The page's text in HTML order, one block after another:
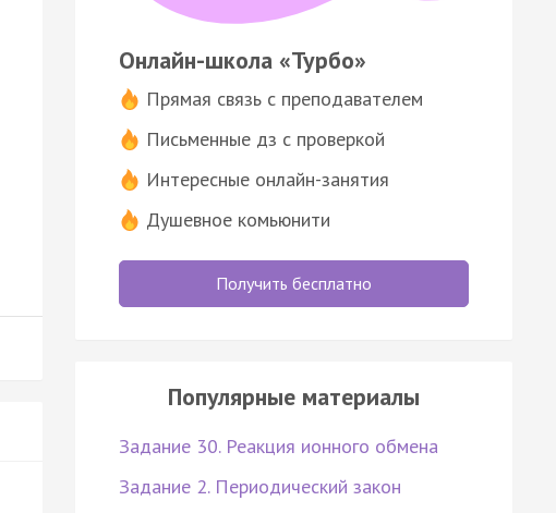
Онлайн-школа «Турбо»
Прямая связь с преподавателем
Письменные дз с проверкой
Интересные онлайн-занятия
Душевное комьюнити
Получить бесплатно
Популярные материалы
Задание 30. Реакция ионного обмена
Задание 2. Периодический закон